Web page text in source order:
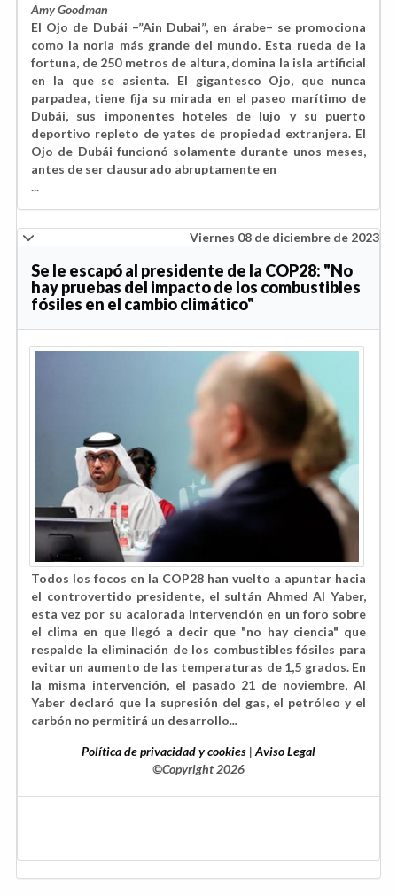
Amy Goodman
El Ojo de Dubái –”Ain Dubai”, en árabe– se promociona
como la noria más grande del mundo. Esta rueda de la
fortuna, de 250 metros de altura, domina la isla artificial
en la que se asienta. El gigantesco Ojo, que nunca
parpadea, tiene fija su mirada en el paseo marítimo de
Dubái, sus imponentes hoteles de lujo y su puerto
deportivo repleto de yates de propiedad extranjera. El
Ojo de Dubái funcionó solamente durante unos meses,
antes de ser clausurado abruptamente en
...
Viernes 08 de diciembre de 2023
Se le escapó al presidente de la COP28: "No
hay pruebas del impacto de los combustibles
fósiles en el cambio climático"
Todos los focos en la COP28 han vuelto a apuntar hacia
el controvertido presidente, el sultán Ahmed Al Yaber,
esta vez por su acalorada intervención en un foro sobre
el clima en quellegó a decir que "no hay ciencia" que
respalde la eliminación de los combustibles fósiles para
evitar un aumento de las temperaturas de 1,5 grados. En
la misma intervención, el pasado 21 de noviembre, Al
Yaber declaró que la supresión del gas, el petróleo y el
carbón no permitirá un desarrollo...
Política de privacidad y cookies | Aviso Legal
©Copyright 2026